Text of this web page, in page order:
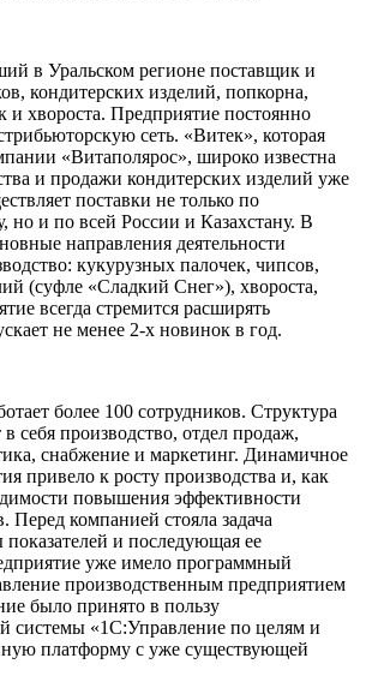
в Уральском регионе поставщик и
кондитерских изделий, попкорна,
и хвороста. Предприятие постоянно
сеть. «Витек», которая
«Витаполярос», широко известна
и продажи кондитерских изделий уже
поставки не только по
но и по всей России и Казахстану. В
направления деятельности
кукурузных палочек, чипсов,
(суфле «Сладкий Снег»), хвороста,
всегда стремится расширять
не менее 2-х новинок в год.
более 100 сотрудников. Структура
себя производство, отдел продаж,
снабжение и маркетинг. Динамичное
привело к росту производства и, как
повышения эффективности
Перед компанией стояла задача
показателей и последующая ее
уже имело программный
производственным предприятием
было принято в пользу
системы «1С:Управление по целям и
платформу с уже существующей